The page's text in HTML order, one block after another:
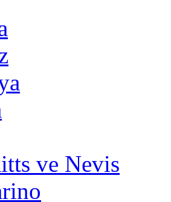
ve Nevis